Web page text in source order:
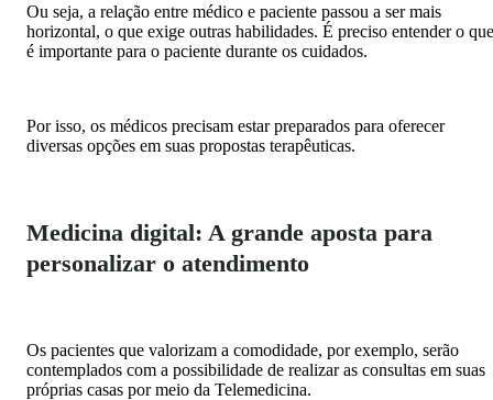
Ou seja, a relação entre médico e paciente passou a ser mais
horizontal, o que exige outras habilidades. É preciso entender o que
é importante para o paciente durante os cuidados.
Por isso, os médicos precisam estar preparados para oferecer
diversas opções em suas propostas terapêuticas.
Medicina digital: A grande aposta para
personalizar o atendimento
Os pacientes que valorizam a comodidade, por exemplo, serão
contemplados com a possibilidade de realizar as consultas em suas
próprias casas por meio da Telemedicina.